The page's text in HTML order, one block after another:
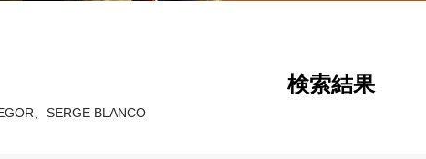
検索結果
、SERGE BLANCO